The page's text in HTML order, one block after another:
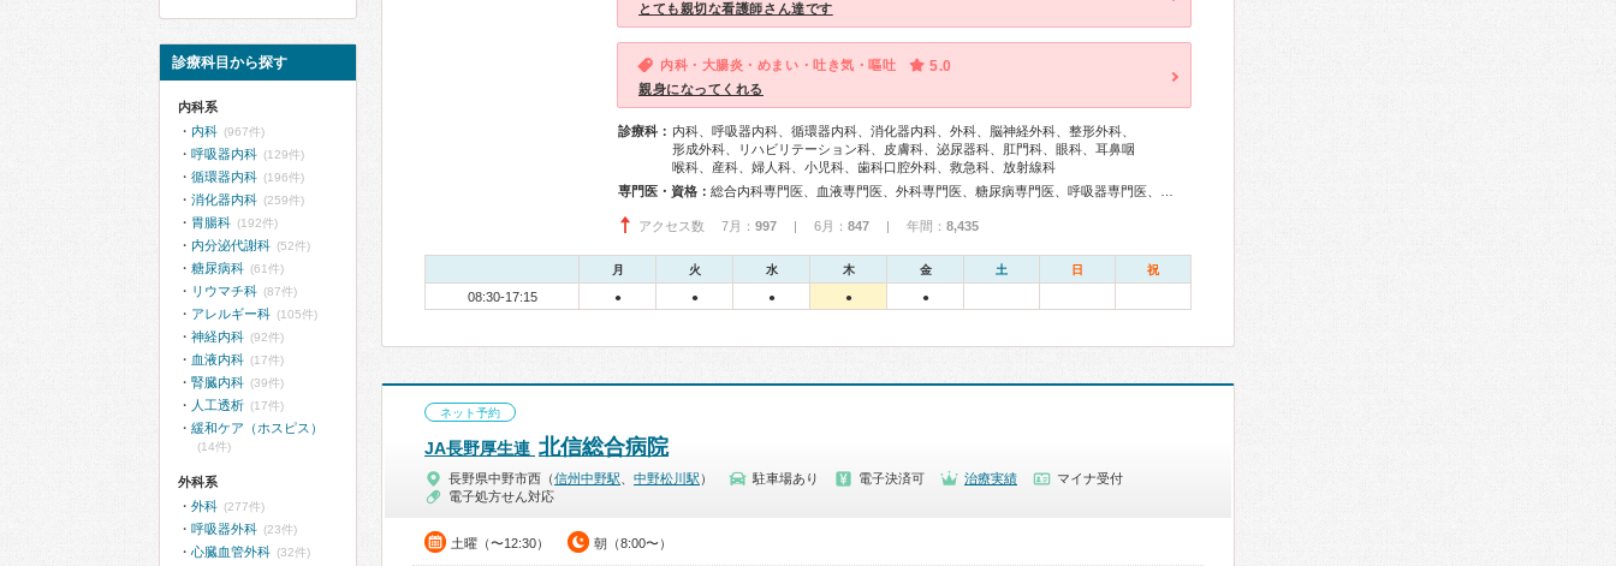
とても親切な看護師さん達です
内科・大腸炎・めまい・吐き気・嘔吐 5.0
親身になってくれる
診療科： 内科、呼吸器内科、循環器内科、消化器内科、外科、脳神経外科、整形外科、
形成外科、リハビリテーション科、皮膚科、泌尿器科、肛門科、眼科、耳鼻咽
喉科、産科、婦人科、小児科、歯科口腔外科、救急科、放射線科
専門医・資格：
アクセス数 7月： 997 | 6月： 847 | 年間： 8,435
月 火 水 木 金 土 日 祝
08:30-17:15 ● ● ● ● ●
ネット予約
JA長野厚生連 北信総合病院
長野県中野市西（信州中野駅 中野松川駅 ） 駐車場あり 電子決済可 治療実績
マイナ受付
電子処方せん対応
土曜（〜12:30） 朝（8:00〜）
診療科目から探す
内科系
内科 (967件)
呼吸器内科 (129件)
循環器内科 (196件)
消化器内科 (259件)
胃腸科 (192件)
内分泌代謝科 (52件)
糖尿病科 (61件)
リウマチ科 (87件)
アレルギー科 (105件)
神経内科 (92件)
血液内科 (17件)
腎臓内科 (39件)
人工透析 (17件)
緩和ケア（ホスピス）
(14件)
外科系
外科 (277件)
呼吸器外科 (23件)
心臓血管外科 (32件)